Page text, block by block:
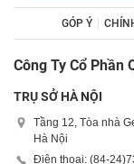
GÓP Ý
Công Ty Cổ Phần
TRỤ SỞ HÀ NỘI
Tầng 12, Tòa nhà
Hà Nội
Điện thoại: (84-24)